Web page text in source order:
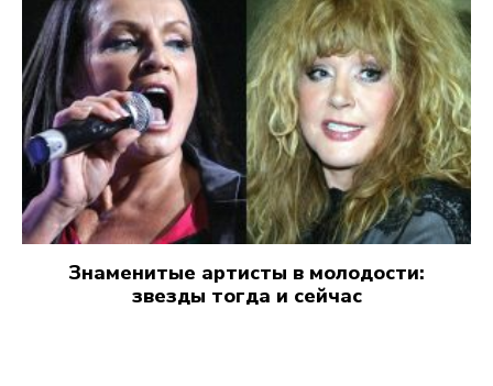
Знаменитые артисты в молодости:
звезды тогда и сейчас